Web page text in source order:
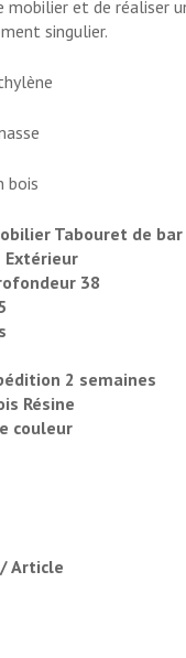
mobilier et de réaliser
singulier.
bois
Tabouret de bar
38
2 semaines
Résine
couleur
Article